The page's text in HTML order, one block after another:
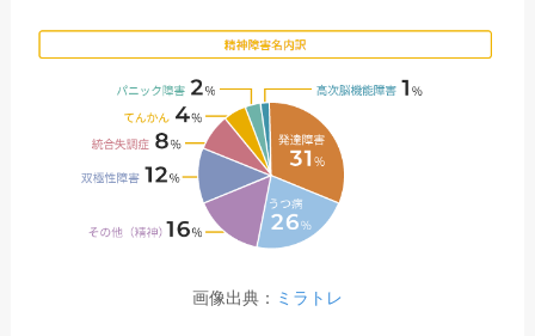
画像出典： ミラトレ